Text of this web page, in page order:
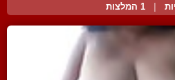
1 המלצות